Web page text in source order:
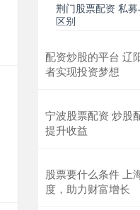
荆门股票配资 私
区别
配资炒股的平台 辽
者实现投资梦想
宁波股票配资 炒股
提升收益
股票要什么条件 上
度，助力财富增长